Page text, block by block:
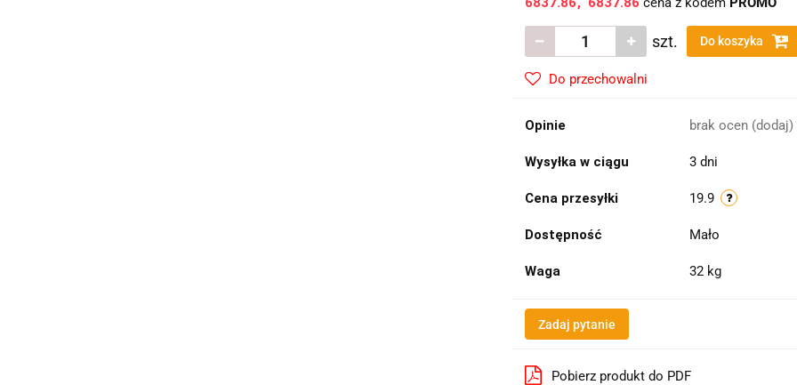
szt. Do koszyka
Do przechowalni
Opinie brak ocen (dodaj)
Wysyłka w ciągu 3 dni
Cena przesyłki 19.9
Dostępność Mało
Waga 32 kg
Zadaj pytanie
Pobierz produkt do PDF